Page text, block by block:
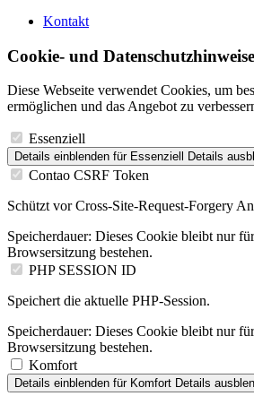
Kontakt
Cookie- und Datenschutzhinweise
Diese Webseite verwendet Cookies, um
ermöglichen und das Angebot zu
Essenziell
Details einblenden für Essenziell Details
Contao CSRF Token
Schützt vor Cross-Site-Request-Forgery
Speicherdauer: Dieses Cookie bleibt nur
Browsersitzung bestehen.
PHP SESSION ID
Speichert die aktuelle PHP-Session.
Speicherdauer: Dieses Cookie bleibt nur
Browsersitzung bestehen.
Komfort
Details einblenden für Komfort Details